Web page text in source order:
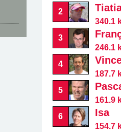
2
340.1
3
246.1
4
187.7
5
161.9
6 Isa
154.7